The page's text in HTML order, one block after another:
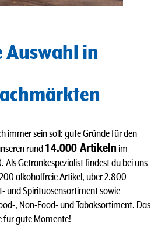
in
immer sein soll: gute Gründe für den
rund14.000 Artikeln im
Getränkespezialist findest du bei uns
alkoholfreie Artikel, über 2.800
und Spirituosensortiment sowie
, Non-Food- und Tabaksortiment. Das
für gute Momente!